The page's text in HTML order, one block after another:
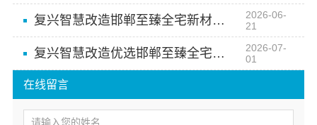
在线留言
复兴智慧改造邯郸至臻全宅新材料有限公司
2026-06-
21
复兴智慧改造优选邯郸至臻全宅新材料有限公司
2026-07-
01